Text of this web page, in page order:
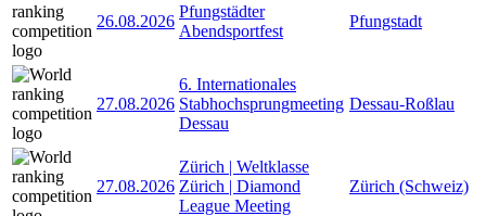
26.08.2026
Pfungstädter
Abendsportfest
Pfungstadt
27.08.2026
6. Internationales
Stabhochsprungmeeting
Dessau
Dessau-Roßlau
27.08.2026
Zürich | Weltklasse
Zürich | Diamond
League Meeting
Zürich (Schweiz)